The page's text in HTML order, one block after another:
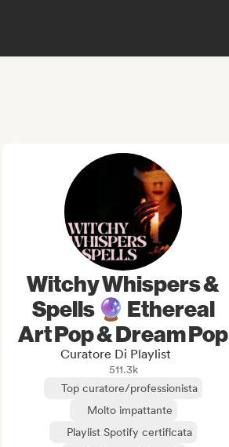
Witchy Whispers &
Spells 🔮 Ethereal
Art Pop & Dream Pop
Curatore Di Playlist
511.3k
Top curatore/professionista
Molto impattante
Playlist Spotify certificata